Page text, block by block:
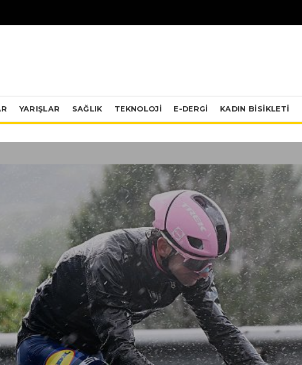
YARIŞLAR SAĞLIK TEKNOLOJI E-DERGİ KADIN BISIKLETI